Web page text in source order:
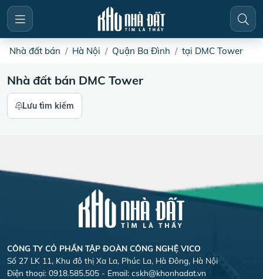
Nhà đất bán Hà Nội Quận Ba Đình tại DMC Tower
Nhà đất bán DMC Tower
Lưu tìm kiếm
CÔNG TY CỎ PHẦN TẬP ĐOÀN CÔNG NGHỆ VICO
Số 27 LK 11, Khu đô thị Xa La, Phúc La, Hà Đông, Hà Nội
Điện thoại: 0918.585.505 - Email: cskh@khonhadat.vn